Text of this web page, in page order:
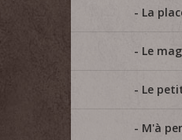
La
Le
Le
M'à